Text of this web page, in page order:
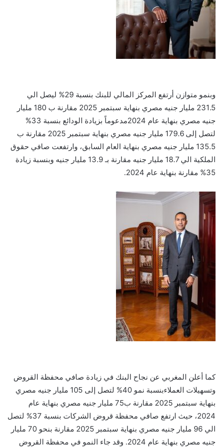
وبنمو متوازن أرتفع المركز المالي للبنك بنسبة 29% ليصل الي
231.5 مليار جنيه مصري بنهاية سبتمبر 2025 مقارنة ب 180 مليار
جنيه مصري بنهاية عام 2024 مدعوماً بزيادة الودائع بنسبة 33
%
لتصل إلى179.6 مليار جنيه مصري بنهاية سبتمبر 2025 مقارنة ب
135.5 مليار جنيه مصري بنهاية العام السابق، وارتفعت صافي حقوق
الملكية الي 18.7 مليار جنيه مقارنة ب
ـ
13.9 مليار جنيه وبنسبة زيادة
35% مقارنة
بنهاية عام 2024
.
كما أعلن المغربي عن نجاح البنك في زيادة صافي محفظة القروض
وتسهيلات العملاءبنسبة نمو 40
% لتصل إلى 105 مليار جنيه مصري
بنهاية سبتمبر 2025 مقارنة ب75 مليار جنيه مصري بنهاية عام
2024 ، حيث ارتفع صافي محفظة قروض الشركات بنسبة 37
% لتصل
الي 96 مليار جنيه مصري بنهاية سبتمبر 2025 مقارنة بنحو
مليار
جنيه مصري بنهاية عام 2024 . وقد جاء النمو في محفظة القروض